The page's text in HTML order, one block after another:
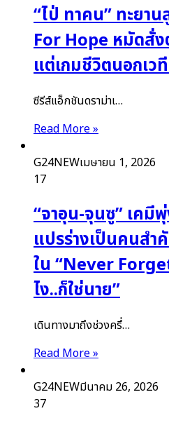
“ไป่ ทาคน” ทะยา
For Hope หมัดสั่ง
แต่เกมชีวิตนอกเว
ซีรีส์แอ็กชันดราม่าเ…
Read More »
G24NEWเมษายน 1, 2026
17
“จาอุน-จุนซู” เคมี
แปรร่างเป็นคนส
ใน “Never
ไง..ก็ใช่นาย”
เดินทางมาถึงช่วงครึ่…
Read More »
G24NEWมีนาคม 26, 2026
37